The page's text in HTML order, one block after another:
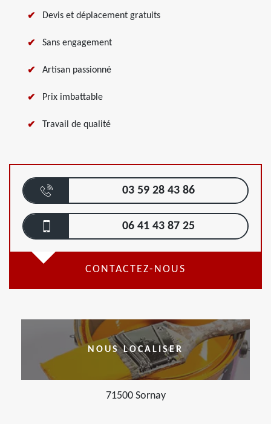
Devis et déplacement gratuits
Sans engagement
Artisan passionné
Prix imbattable
Travail de qualité
03 59 28 43 86
06 41 43 87 25
CONTACTEZ-NOUS
NOUS LOCALISER
71500 Sornay